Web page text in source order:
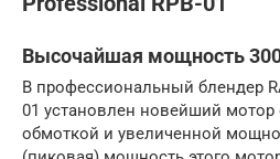
Высочайшая мощность
В профессиональный блендер
01 установлен новейший
обмоткой и увеличенной